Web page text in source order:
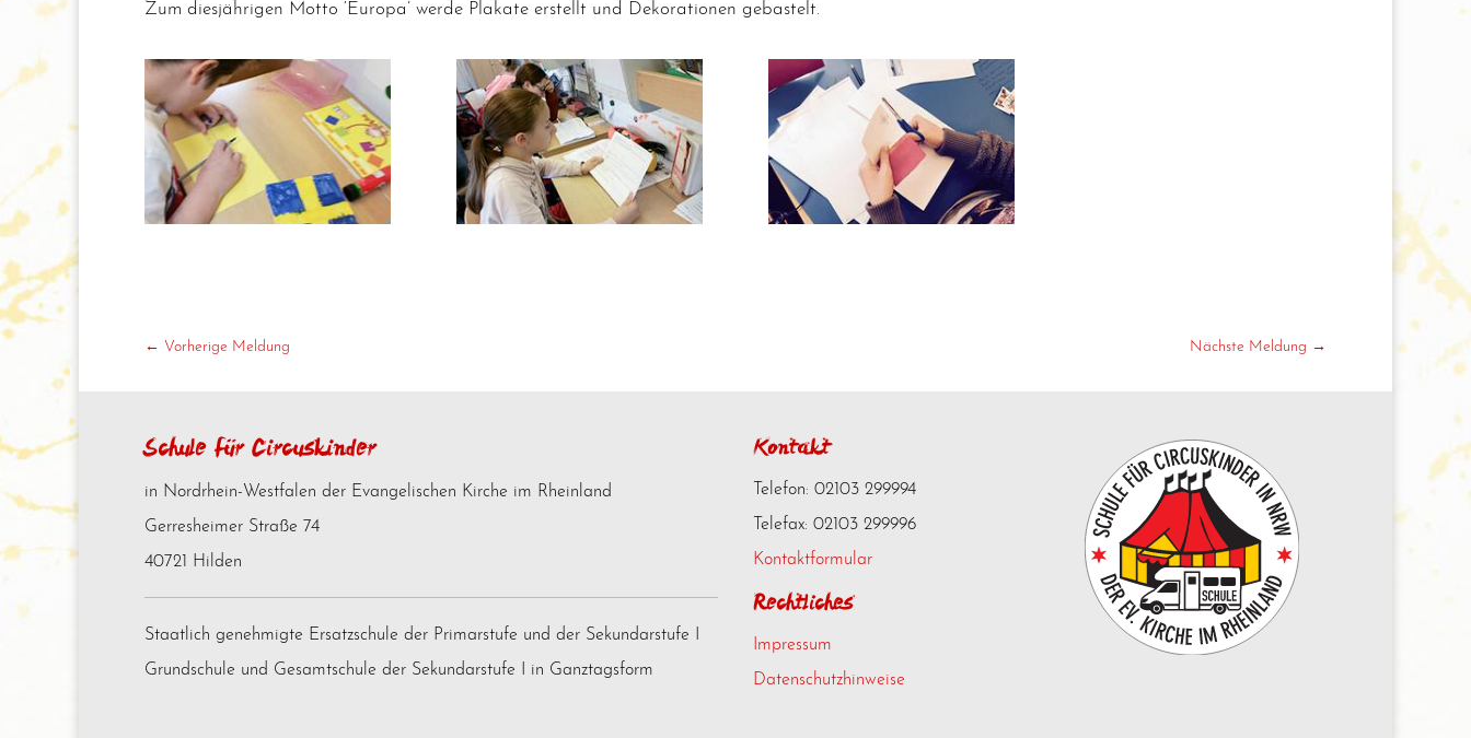
Zum dies­jäh­ri­gen Mot­to ‘Euro­pa’ wer­de Pla­ka­te erstellt und Deko­ra­tio­nen gebastelt.
← Vorherige Meldung Nächste Meldung →
Schule für Circuskinder
in Nordrhein-Westfalen der Evangelischen Kirche im Rheinland
Gerresheimer Straße 74
40721 Hilden
Staatlich genehmigte Ersatzschule der Primarstufe und der Sekundarstufe I
Grundschule und Gesamtschule der Sekundarstufe I in Ganztagsform
Kontakt
Telefon: 02103 299994
Telefax: 02103 299996
Kontaktformular
Rechtliches
Impressum
Datenschutzhinweise